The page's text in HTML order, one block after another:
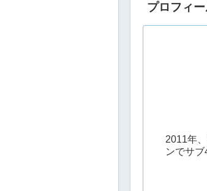
プロフィ
2011年
ンでサブ